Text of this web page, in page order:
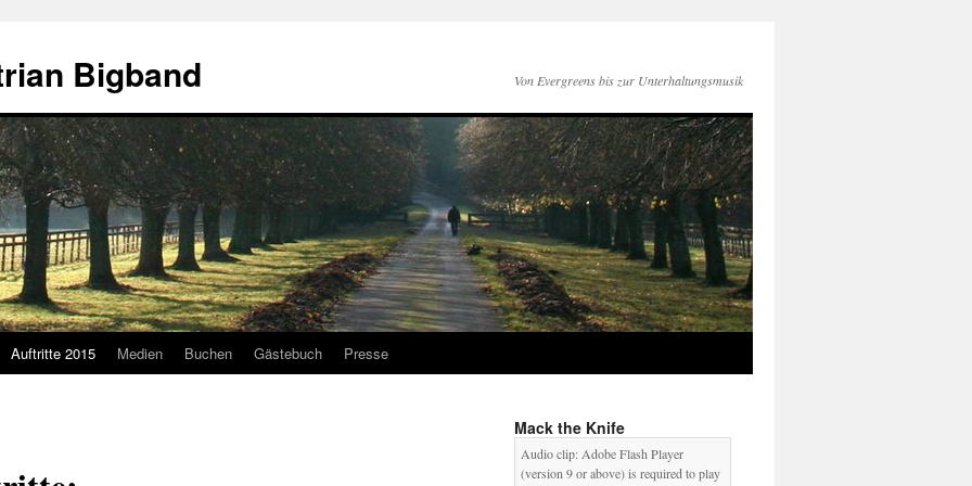
Bigband Von Evergreens bis zur Unterhaltungsmusik
Auftritte 2015 Medien Buchen Gästebuch Presse
Mack the Knife
Audio clip: Adobe Flash Player
(version 9 or above) is required to play